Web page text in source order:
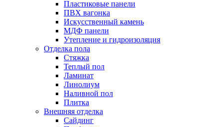
Пластиковые панели
ПВХ вагонка
Искусственный камень
МДФ панели
Утепление и гидроизоляция
Отделка пола
Стяжка
Теплый пол
Ламинат
Линолиум
Наливной пол
Плитка
Внешняя отделка
Сайдинг